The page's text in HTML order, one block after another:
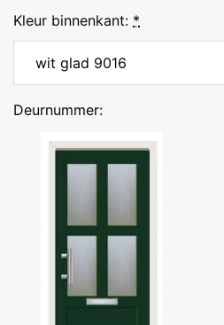
Kleur binnenkant: *
Deurnummer: